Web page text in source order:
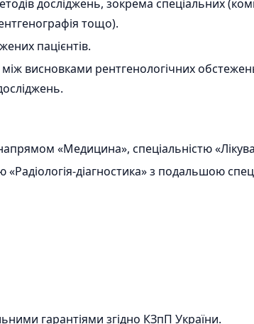
досліджень, зокрема спеціальних
тощо).
пацієнтів.
висновками рентгенологічних
«Медицина», спеціальністю
діагностика» з подальшою
гарантіями згідно КЗпП України.